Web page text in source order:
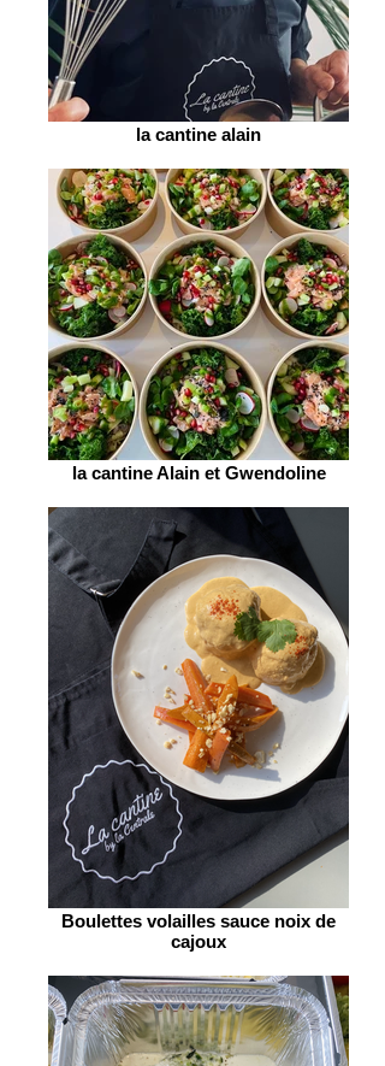
la cantine alain
la cantine Alain et Gwendoline
Boulettes volailles sauce noix de
cajoux